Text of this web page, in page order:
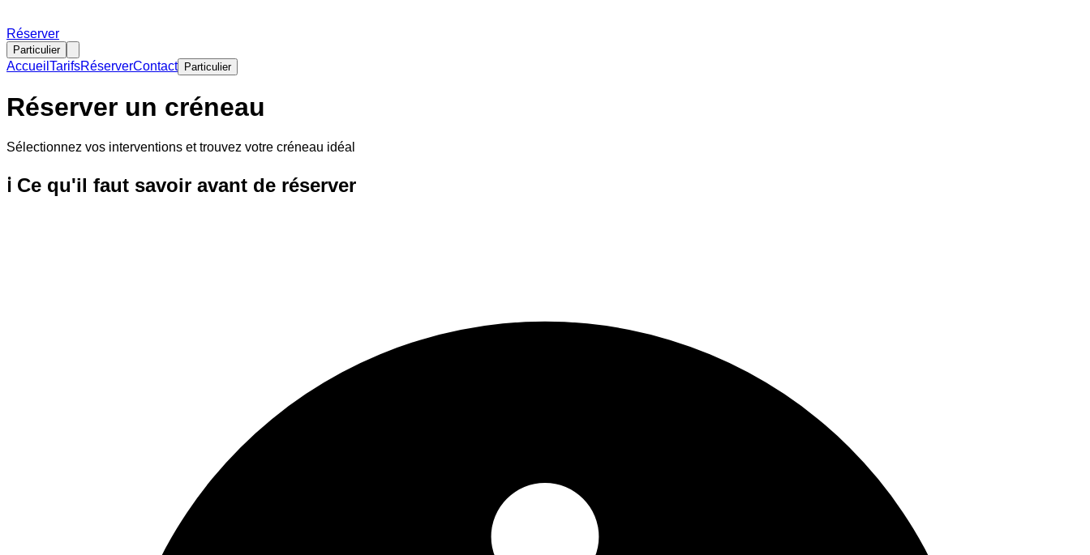
Réserver
Particulier
Accueil TarifsRéserverContact Particulier
Réserver un créneau
Sélectionnez vos interventions et trouvez votre créneau idéal
ℹ️ Ce qu'il faut savoir avant de réserver